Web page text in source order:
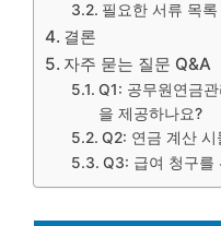
필요한 서류 목록
결론
자주 묻는 질문 Q&A
Q1: 공무원연금
을 제공하나요?
Q2: 연금 계산
Q3: 급여 청구를